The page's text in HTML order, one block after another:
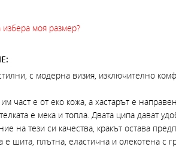
избера моя размер?
с модерна визия, изключително
част е от еко кожа, а хастарът е
е мека и топла. Двата ципа дават
на тези си качества, кракът остава
е шита, плътна, еластична и олекотена с